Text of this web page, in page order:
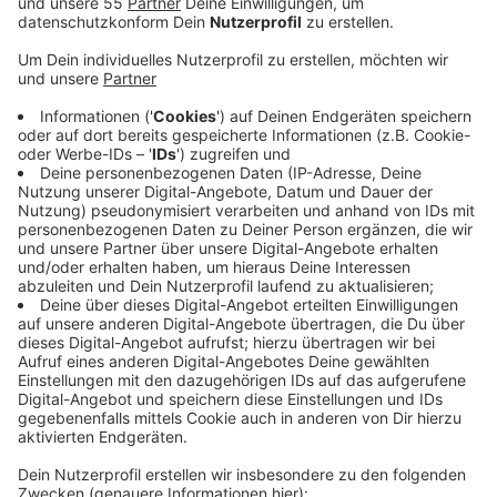
Anzeige
Insbesondere Nachts fühlen sich viele Frauen in
Krefeld unsicher. Allein im vergangenen Jahr hat es 33
Fälle von sexueller Belästigung in der Krefelder
Innenstadt gegeben.
Beispielsweise könnte die CDU sich Notrufsäulen in
der City vorstellen oder die Einführung spezieller
Streifendienste des Kommunalen Ordnungsdienstes.
Zunächst möchte die Fraktion aber einen Überblick
über die bereits getroffenen Maßnahmen bekommen.
Hierzu soll ein Sachstandsbericht erstellt werden. Im
heutigen Ordnungsausschuss soll über das Thema
gesprochen werden.